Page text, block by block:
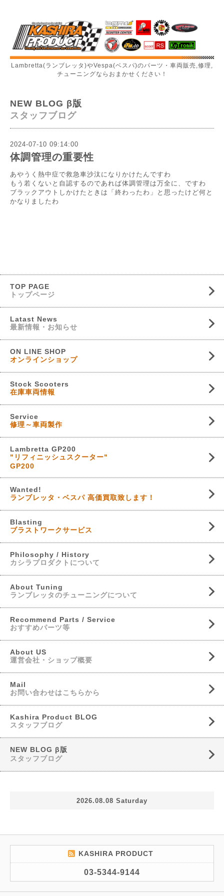
Lambretta(ランブレッタ)やVespa(ベスパ)のパーツ・車両販売,修理,
チューニングならおまかせください！
NEW BLOG β版
スタッフブログ
2024-07-10 09:14:00
体調管理の重要性
あやうく熱中症で救急車沙汰になりかけたんですわ
もう若くないと自認するのであれば体調管理は万全に、ですわ
ブラックアウトしかけたときは「終わったわ」と思ったけど何と
かなりましたわ
TOP PAGE
トップページ
Latast News
最新情報・お知らせ
ON LINE SHOP
オンラインショップ
Stock Scooters
在庫車両情報
Service
修理～車両製作
Lambretta GP200
"リフィニッシュスクーター"
GP200
Wanted!
ランブレッタ・ベスパ 高価買取致します！
Blasting
ブラストワークサービス
Philosophy / History
カシラプロダクトについて
About Tuning
ランブレッタのチューニングについて
Recommend Parts / Service
おすすめパーツ等
About US
運営会社・ショップ概要
Mail
お問い合わせはこちらから
Kashira Product BLOG
スタッフブログ
NEW BLOG β版
スタッフブログ
2026.08.08 Saturday
KASHIRA PRODUCT
03-5344-9144